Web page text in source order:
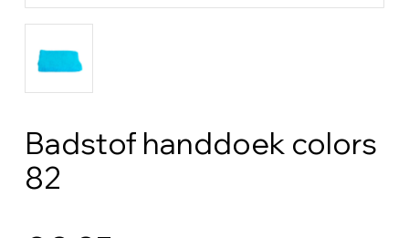
Badstof handdoek colors
82